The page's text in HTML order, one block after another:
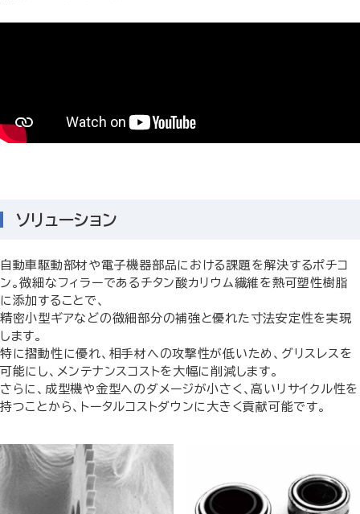
ソリューション
自動車駆動部材や電子機器部品における課題を解決するポチコ
ン。微細なフィラーであるチタン酸カリウム繊維を熱可塑性樹脂
に添加することで、
精密小型ギアなどの微細部分の補強と優れた寸法安定性を実現
します。
特に摺動性に優れ、相手材への攻撃性が低いため、グリスレスを
可能にし、メンテナンスコストを大幅に削減します。
さらに、成型機や金型へのダメージが小さく、高いリサイクル性を
持つことから、トータルコストダウンに大きく貢献可能です。